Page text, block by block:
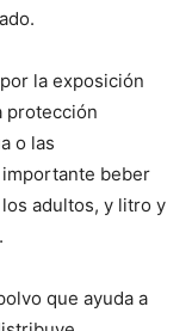
la exposición
protección
o las
beber
adultos, y litro y
que ayuda a